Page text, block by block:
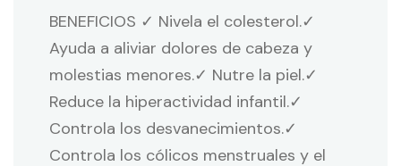
BENEFICIOS ✓ Nivela el colesterol.✓
Ayuda a aliviar dolores de cabeza y
molestias menores.✓ Nutre la piel.✓
Reduce la hiperactividad infantil.✓
Controla los desvanecimientos.✓
Controla los cólicos menstruales y el